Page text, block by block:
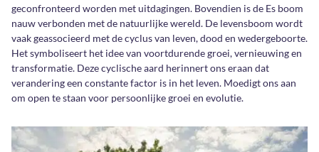
geconfronteerd worden met uitdagingen. Bovendien is de Es boom
nauw verbonden met de natuurlijke wereld. De levensboom wordt
vaak geassocieerd met de cyclus van leven, dood en wedergeboorte.
Het symboliseert het idee van voortdurende groei, vernieuwing en
transformatie. Deze cyclische aard herinnert ons eraan dat
verandering een constante factor is in het leven. Moedigt ons aan
om open te staan voor persoonlijke groei en evolutie.